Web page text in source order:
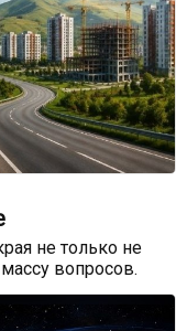
не только не
вопросов.